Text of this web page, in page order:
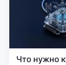
Что нужно